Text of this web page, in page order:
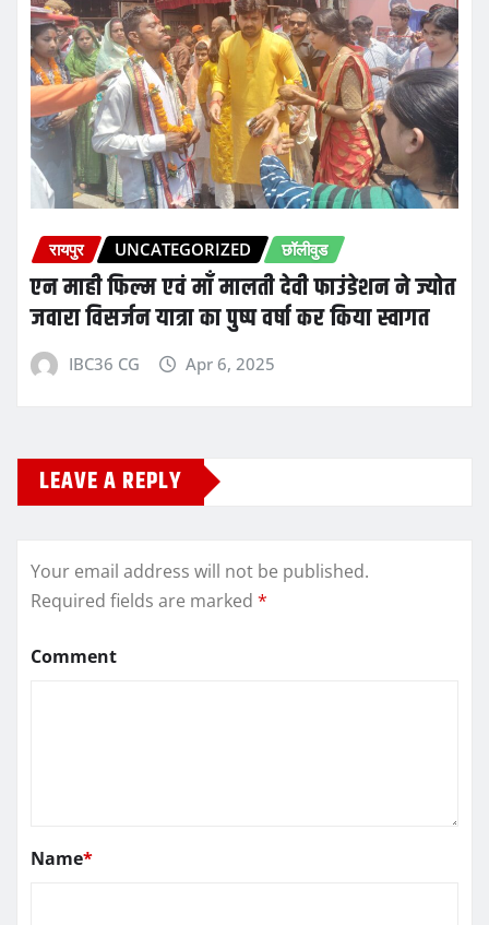
रायपुर UNCATEGORIZED छॉलीवुड
एन माही फिल्म एवं माँ मालती देवी फाउंडेशन ने ज्योत
जवारा विसर्जन यात्रा का पुष्प वर्षा कर किया स्वागत
IBC36 CG Apr 6, 2025
LEAVE A REPLY
Your email address will not be published.
Required fields are marked *
Comment
Name*